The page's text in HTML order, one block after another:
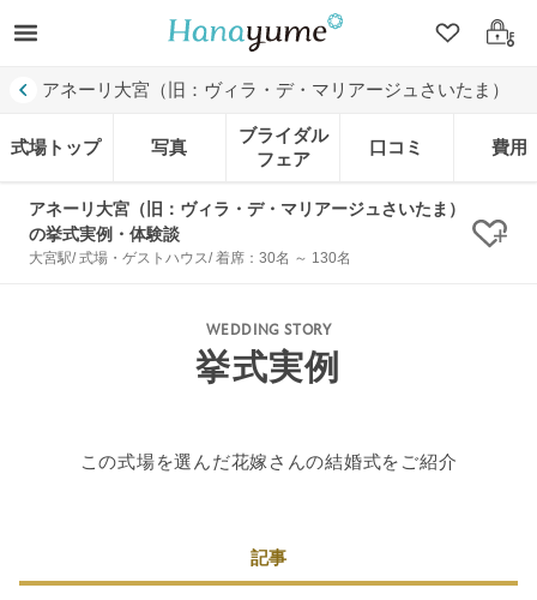
クリップ
ログ
アネーリ大宮（旧：ヴィラ・デ・マリアージュさいたま）
式場トップ 写真
ブライダル
フェア
口コミ 費用
アネーリ大宮（旧：ヴィラ・デ・マリアージュさいたま）
の挙式実例・体験談
大宮駅/ 式場・ゲストハウス/ 着席：30名 ～ 130名 ク
WEDDING STORY
挙式実例
この式場を選んだ花嫁さんの結婚式をご紹介
記事